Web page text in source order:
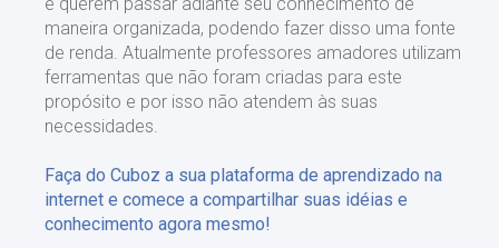
e querem passar adiante seu conhecimento de
maneira organizada, podendo fazer disso uma fonte
de renda. Atualmente professores amadores utilizam
ferramentas que não foram criadas para este
propósito e por isso não atendem às suas
necessidades.
Faça do Cuboz a sua plataforma de aprendizado na
internet e comece a compartilhar suas idéias e
conhecimento agora mesmo!